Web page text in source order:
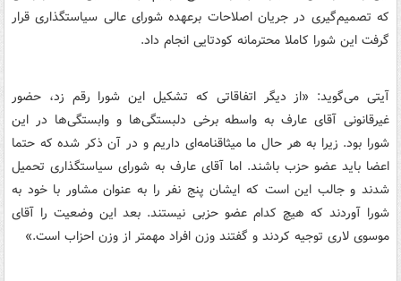
که تصمیم‌گیری در جریان اصلاحات برعهده شورای عالی سیاستگذاری قرار
گرفت این شورا کاملا محترمانه کودتایی انجام داد.
آیتی می‌گوید: «از دیگر اتفاقاتی که تشکیل این شورا رقم زد، حضور
غیرقانونی آقای عارف به واسطه برخی دلبستگی‌ها و وابستگی‌ها در این
شورا بود. زیرا به هر حال ما میثاقنامه‌ای داریم و در آن ذکر شده که حتما
اعضا باید عضو حزب باشند. اما آقای عارف به شورای سیاستگذاری تحمیل
شدند و جالب این است که ایشان پنج نفر را به عنوان مشاور با خود به
شورا آوردند که هیچ کدام عضو حزبی نیستند. بعد این وضعیت را آقای
موسوی لاری توجیه کردند و گفتند وزن افراد مهمتر از وزن احزاب است.»